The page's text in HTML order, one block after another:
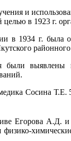
и
целью в 1923 г.
в 1934 г. была
были
Сосина Т.Е.
Егорова А.Д. и